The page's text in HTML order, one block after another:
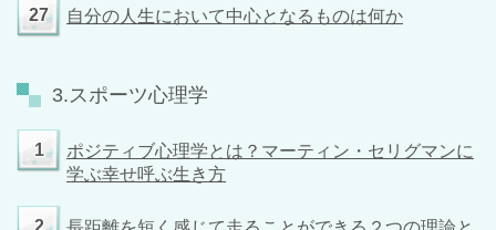
27 自分の人生において中心となるものは何か
3.スポーツ心理学
1
ポジティブ心理学とは？マーティン・セリグマンに
学ぶ幸せ呼ぶ生き方
2